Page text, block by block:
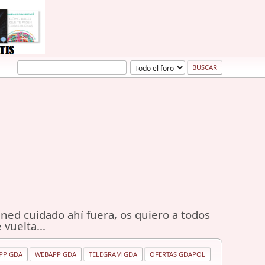
cuidado ahí fuera, os quiero a todos
vuelta...
GDA WEBAPP GDA TELEGRAM GDA OFERTAS GDAPOL